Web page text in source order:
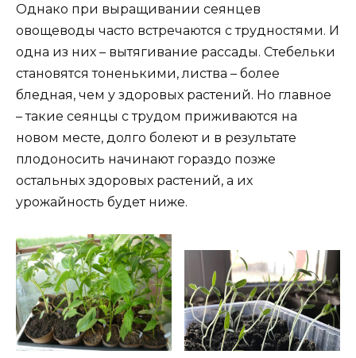
Однако при выращивании сеянцев
овощеводы часто встречаются с трудностями. И
одна из них – вытягивание рассады. Стебельки
становятся тоненькими, листва – более
бледная, чем у здоровых растений. Но главное
– такие сеянцы с трудом приживаются на
новом месте, долго болеют и в результате
плодоносить начинают гораздо позже
остальных здоровых растений, а их
урожайность будет ниже.